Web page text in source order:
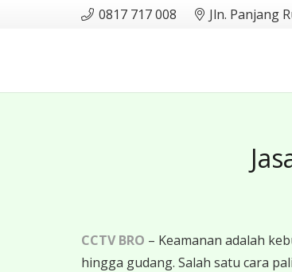
0817 717 008 Jln. Panjang
CCTV BRO – Keamanan adalah
hingga gudang. Salah satu cara